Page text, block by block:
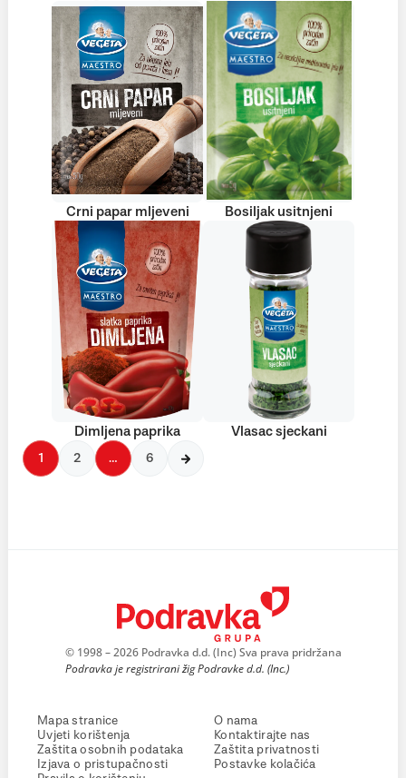
Crni papar mljeveni Bosiljak usitnjeni
Dimljena paprika Vlasac sjeckani
1 2 … 6
© 1998 – 2026 Podravka d.d. (Inc) Sva prava pridržana
Podravka je registrirani žig Podravke d.d. (Inc.)
Mapa stranice
Uvjeti korištenja
Zaštita osobnih podataka
Izjava o pristupačnosti
O nama
Kontaktirajte nas
Zaštita privatnosti
Postavke kolačića